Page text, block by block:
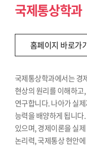
국제통상학과
홈페이지 바로가
국제통상학과에서는 경
현상의 원리를 이해하고
연구합니다. 나아가 실
능력을 배양하게 됩니다
있으며, 경제이론을 실
논리력, 국제통상 현안